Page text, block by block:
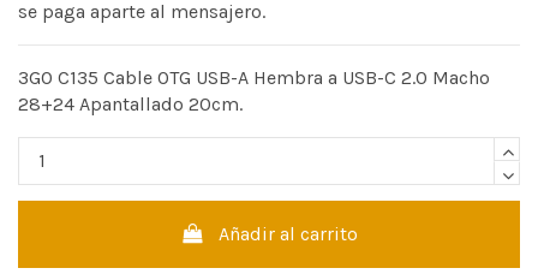
se paga aparte al mensajero.
3GO C135 Cable OTG USB-A Hembra a USB-C 2.0 Macho
28+24 Apantallado 20cm.
Añadir al carrito